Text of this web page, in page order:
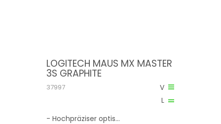
LOGITECH MAUS MX MASTER
3S GRAPHITE
V
L
37997
- Hochpräziser optis...